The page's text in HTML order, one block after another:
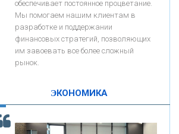
«ПРОМРЕГИОНБАНК»
ОНАС
КОНТАКТЫ
корость - один из главных трендов в
кредитовании бизнеса - «Интервью»
обеспечивает постоянное процветание.
Мы помогаем нашим клиентам в
разработке и поддержании
финансовых стратегий, позволяющих
им завоевать все более сложный
рынок.
ЭКОНОМИКА